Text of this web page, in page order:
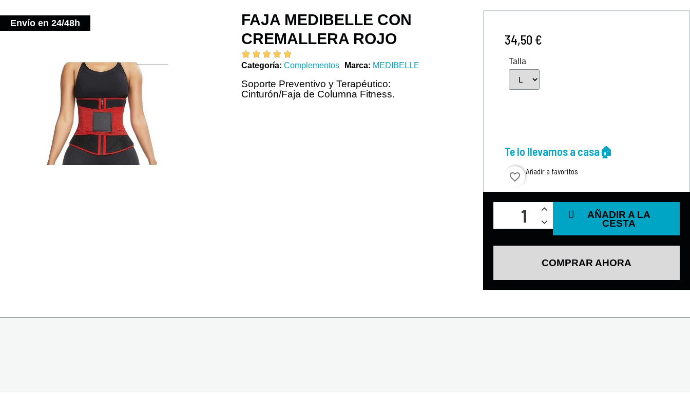
Talla
Envío en 24/48h
FAJA MEDIBELLE CON
CREMALLERA ROJO
Categoría Complementos Marca MEDIBELLE
Soporte Preventivo y Terapéutico:
Cinturón/Faja de Columna Fitness.
34,50 €
Te lo llevamos a casa🏠
favorite_border Añadir a favoritos
AÑADIR A LA
CESTA
COMPRAR AHORA